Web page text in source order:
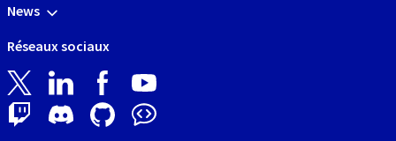
News
Réseaux sociaux